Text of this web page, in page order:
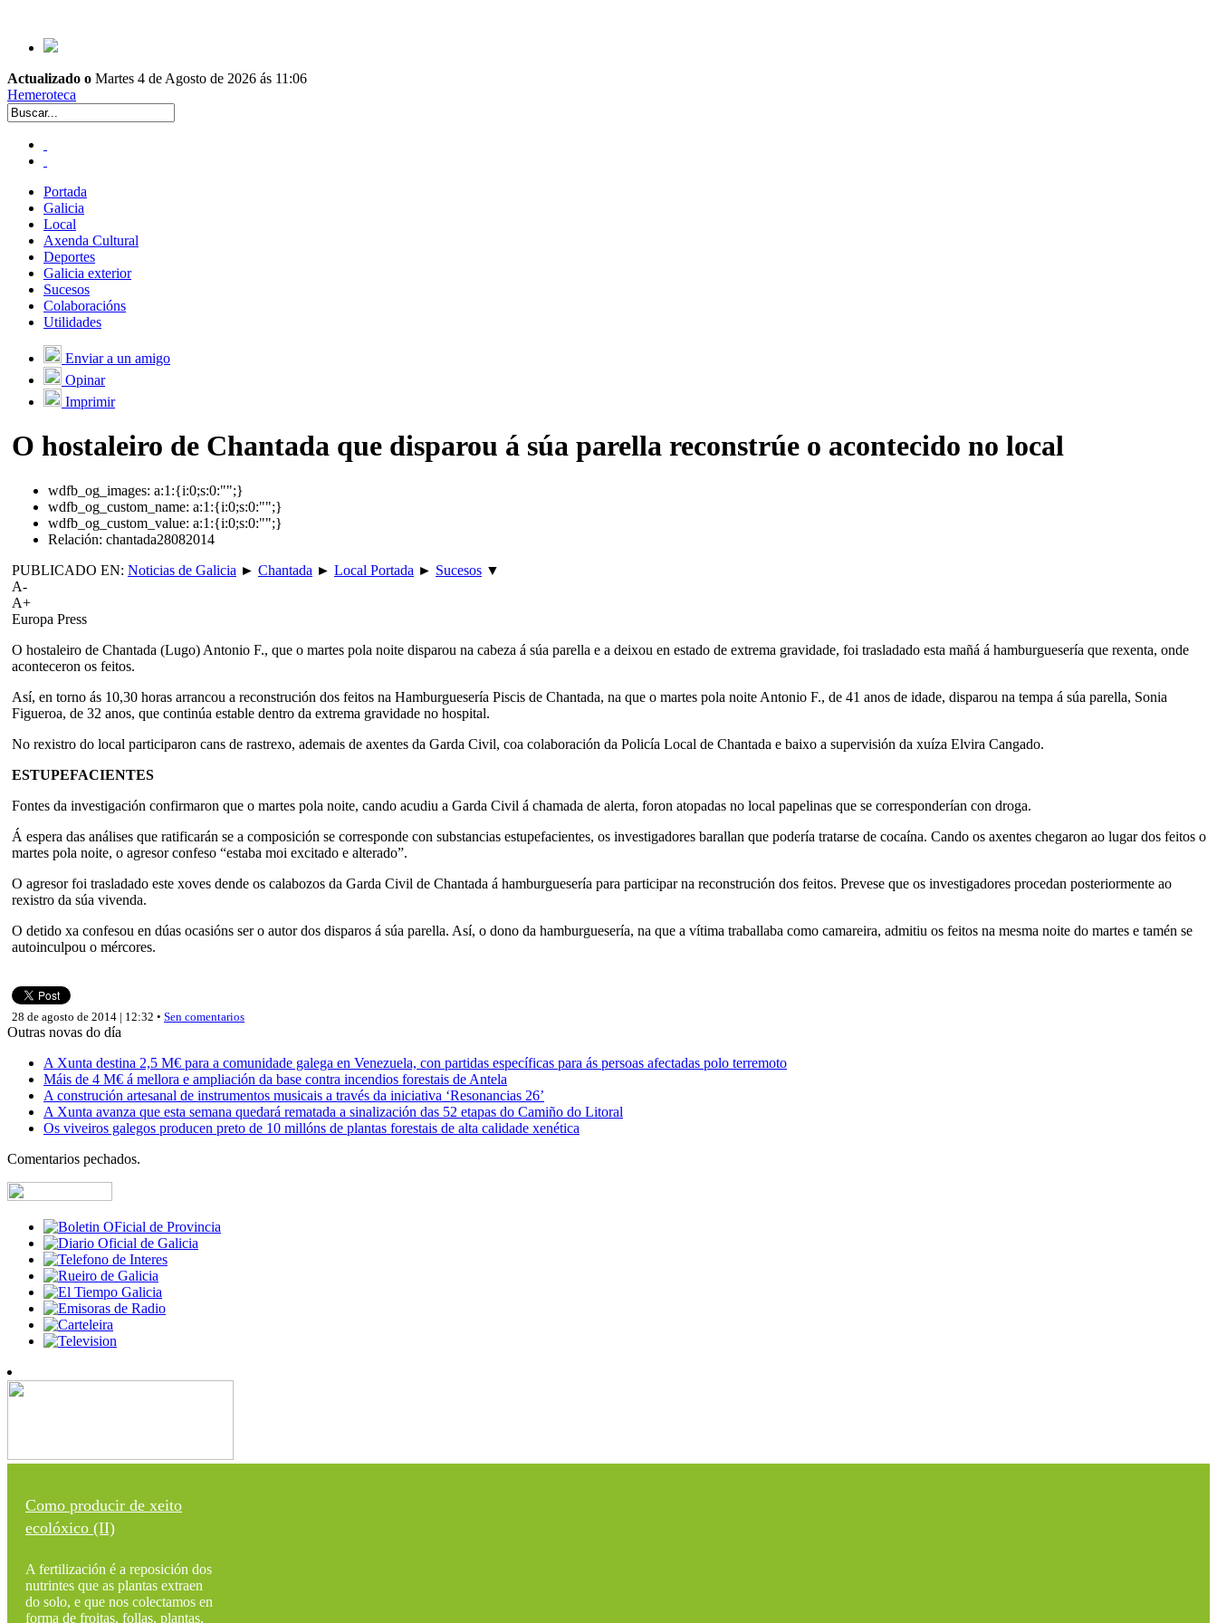
Actualizado o Martes 4 de Agosto de 2026 ás 11:06
Hemeroteca
Portada
Galicia
Local
Axenda Cultural
Deportes
Galicia exterior
Sucesos
Colaboracións
Utilidades
Enviar a un amigo
Opinar
Imprimir
O hostaleiro de Chantada que disparou á súa parella reconstrúe o acontecido no local
wdfb_og_images: a:1:{i:0;s:0:"";}
wdfb_og_custom_name: a:1:{i:0;s:0:"";}
wdfb_og_custom_value: a:1:{i:0;s:0:"";}
Relación: chantada28082014
PUBLICADO EN: Noticias de Galicia ► Chantada ► Local Portada ► Sucesos ▼
A-
A+
Europa Press
O hostaleiro de Chantada (Lugo) Antonio F., que o martes pola noite disparou na cabeza á súa parella e a deixou en estado de extrema gravidade, foi trasladado esta mañá á hamburguesería que rexenta, onde
aconteceron os feitos.
Así, en torno ás 10,30 horas arrancou a reconstrución dos feitos na Hamburguesería Piscis de Chantada, na que o martes pola noite Antonio F., de 41 anos de idade, disparou na tempa á súa parella, Sonia
Figueroa, de 32 anos, que continúa estable dentro da extrema gravidade no hospital.
No rexistro do local participaron cans de rastrexo, ademais de axentes da Garda Civil, coa colaboración da Policía Local de Chantada e baixo a supervisión da xuíza Elvira Cangado.
ESTUPEFACIENTES
Fontes da investigación confirmaron que o martes pola noite, cando acudiu a Garda Civil á chamada de alerta, foron atopadas no local papelinas que se corresponderían con droga.
Á espera das análises que ratificarán se a composición se corresponde con substancias estupefacientes, os investigadores barallan que podería tratarse de cocaína. Cando os axentes chegaron ao lugar dos feitos o
martes pola noite, o agresor confeso “estaba moi excitado e alterado”.
O agresor foi trasladado este xoves dende os calabozos da Garda Civil de Chantada á hamburguesería para participar na reconstrución dos feitos. Prevese que os investigadores procedan posteriormente ao
rexistro da súa vivenda.
O detido xa confesou en dúas ocasións ser o autor dos disparos á súa parella. Así, o dono da hamburguesería, na que a vítima traballaba como camareira, admitiu os feitos na mesma noite do martes e tamén se
autoinculpou o mércores.
28 de agosto de 2014 | 12:32 • Sen comentarios
Outras novas do día
A Xunta destina 2,5 M€ para a comunidade galega en Venezuela, con partidas específicas para ás persoas afectadas polo terremoto
Máis de 4 M€ á mellora e ampliación da base contra incendios forestais de Antela
A construción artesanal de instrumentos musicais a través da iniciativa ‘Resonancias 26’
A Xunta avanza que esta semana quedará rematada a sinalización das 52 etapas do Camiño do Litoral
Os viveiros galegos producen preto de 10 millóns de plantas forestais de alta calidade xenética
Comentarios pechados.
Como producir de xeito
ecolóxico (II)
A fertilización é a reposición dos
nutrintes que as plantas extraen
do solo, e que nos colectamos en
forma de froitas, follas, plantas,